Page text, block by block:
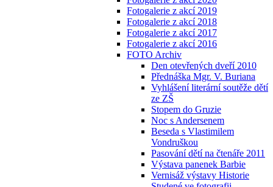
Fotogalerie z akcí 2019
Fotogalerie z akcí 2018
Fotogalerie z akcí 2017
Fotogalerie z akcí 2016
FOTO Archiv
Den otevřených dveří 2010
Přednáška Mgr. V. Buriana
Vyhlášení literární soutěže dětí
ze ZŠ
Stopem do Gruzie
Noc s Andersenem
Beseda s Vlastimilem
Vondruškou
Pasování dětí na čtenáře 2011
Výstava panenek Barbie
Vernisáž výstavy Historie